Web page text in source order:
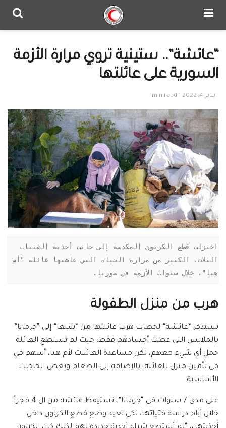
“عائشة”.. ستينية تروي مرارة الأزمة
السورية على عائلتها
يناير 4, 2022 1 min read
هيا"، خلال سنوات الأزمة في سوريا.
هرب من منزل الطفولة
تستذكر “عائشة” لحظات هرب عائلتها من “شبعا” إلى “جرمانا”
بالملابس التي غطت أجسادهم فقط، حيث لم تستطع العائلة
حمل أي شيء معهم، لكن مساعدة العائلات لأم هيا، أسهم في
في تأمين منزل للعائلة، بالإضافة إلى الطعام وبعض الحاجات
الأساسية.
على مدى 7 سنوات في “جرمانا”، تستيقظ عائشة من ال 4 فجراً
خلال أيام دراسة فتياتها، لكي تعيد وضع قطع الكرتون داخل